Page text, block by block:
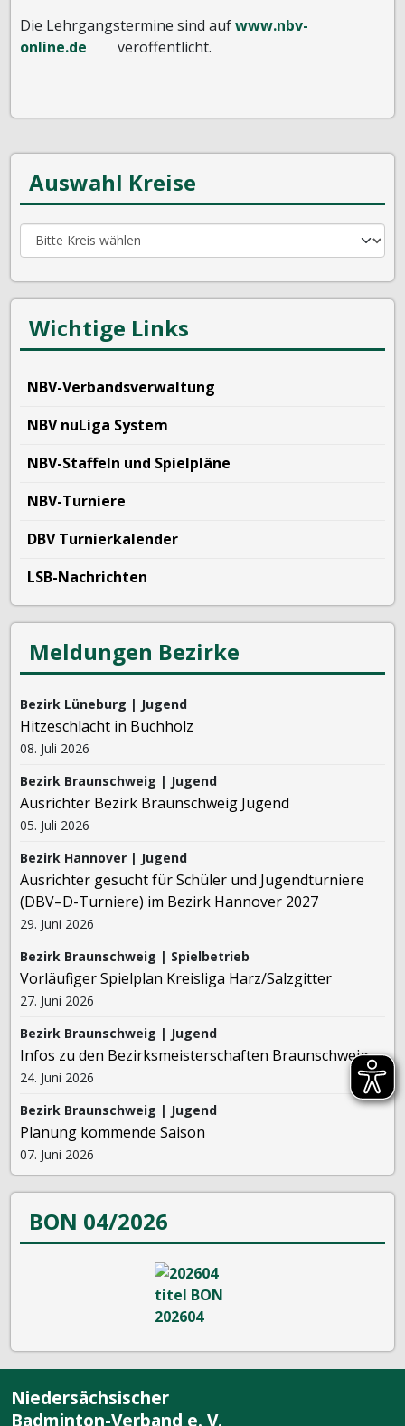
Die Lehrgangstermine sind aufwww.nbv-
online.de
veröffentlicht.
Auswahl Kreise
Wichtige Links
NBV-Verbandsverwaltung
NBV nuLiga System
NBV-Staffeln und Spielpläne
NBV-Turniere
DBV Turnierkalender
LSB-Nachrichten
Meldungen Bezirke
Bezirk Lüneburg | Jugend
Hitzeschlacht in Buchholz
08. Juli 2026
Bezirk Braunschweig | Jugend
Ausrichter Bezirk Braunschweig Jugend
05. Juli 2026
Bezirk Hannover | Jugend
Ausrichter gesucht für Schüler und Jugendturniere
(DBV–D-Turniere) im Bezirk Hannover 2027
29. Juni 2026
Bezirk Braunschweig | Spielbetrieb
Vorläufiger Spielplan Kreisliga Harz/Salzgitter
27. Juni 2026
Bezirk Braunschweig | Jugend
Infos zu den Bezirksmeisterschaften Braunschweig
24. Juni 2026
Bezirk Braunschweig | Jugend
Planung kommende Saison
07. Juni 2026
BON 04/2026
Niedersächsischer
Badminton-Verband e. V.